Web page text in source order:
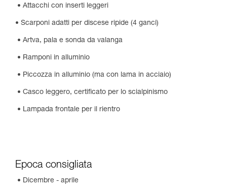
• Attacchi con inserti leggeri
• Scarponi adatti per discese ripide (4 ganci)
• Artva, pala e sonda da valanga
• Ramponi in alluminio
• Piccozza in alluminio (ma con lama in acciaio)
• Casco leggero, certificato per lo scialpinismo
• Lampada frontale per il rientro
Epoca consigliata
• Dicembre - aprile